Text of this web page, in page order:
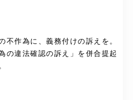
不作為に、義務付けの訴えを。
の違法確認の訴え」を併合提起